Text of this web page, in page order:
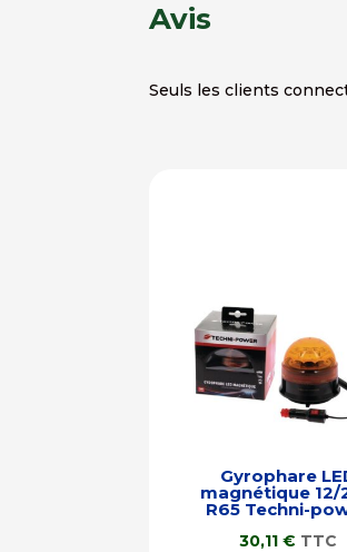
Avis
Seuls les clients
Gyrophare
magnétique 12/
R65 Techni-
30,11 € TTC